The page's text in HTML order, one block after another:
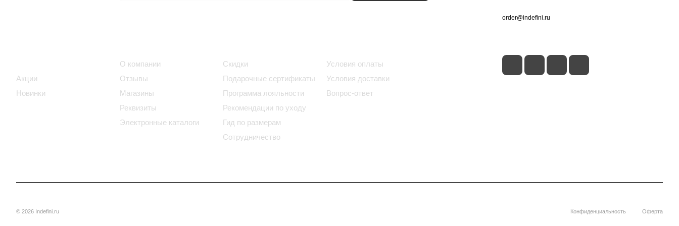
Акции
Новинки
О компании
Отзывы
Магазины
Реквизиты
Электронные каталоги
Скидки
Подарочные сертификаты
Программа лояльности
Рекомендации по уходу
Гид по размерам
Сотрудничество
Условия оплаты
Условия доставки
Вопрос-ответ
order@indefini.ru
© 2026 Indefini.ru Конфиденциальность Оферта